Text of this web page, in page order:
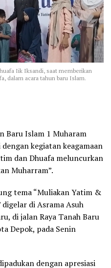
Iik Iksandi, saat memberikan
dalam acara tahun baru Islam.
Baru Islam 1 Muharam
kegiatan keagamaan
dan Dhuafa meluncurkan
Muharram”.
tema “Muliakan Yatim &
digelar di Asrama Asuh
di jalan Raya Tanah Baru
Depok, pada Senin
dengan apresiasi